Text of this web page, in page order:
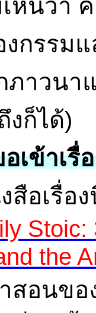
ห็นว่า
งกรร
ภาวนา
งก็ได้)
เข้าเรื่
อเรื่อ
Stoic:
the
อนข